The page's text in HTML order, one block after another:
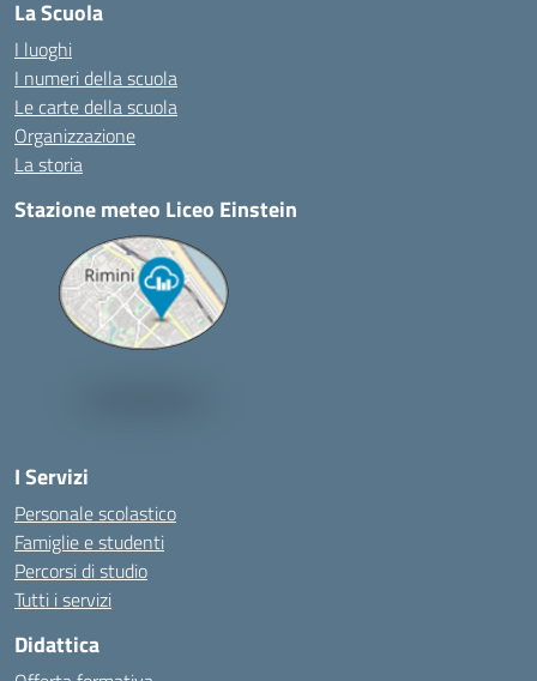
La Scuola
I luoghi
I numeri della scuola
Le carte della scuola
Organizzazione
La storia
Stazione meteo Liceo Einstein
I Servizi
Personale scolastico
Famiglie e studenti
Percorsi di studio
Tutti i servizi
Didattica